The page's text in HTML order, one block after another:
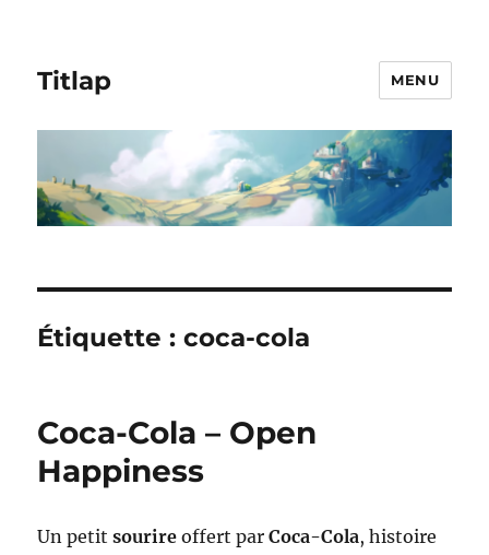
Titlap MENU
Étiquette :coca-cola
Coca-Cola – Open
Happiness
Un petitsourireoffert parCoca-Cola, histoire